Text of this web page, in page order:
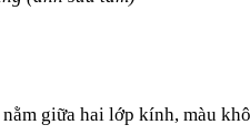
giữa hai lớp kính, màu